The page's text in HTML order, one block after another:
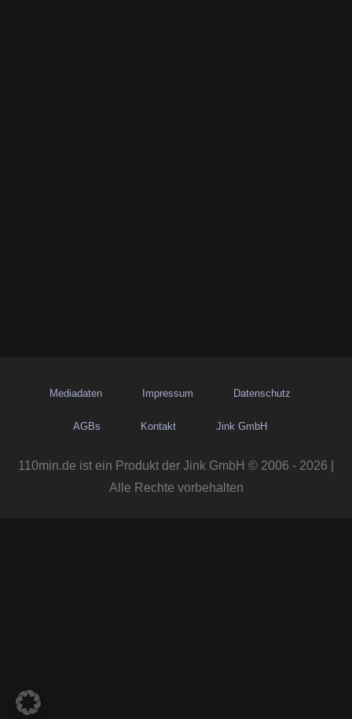
Mediadaten Impressum Datenschutz
AGBs Kontakt Jink GmbH
110min.de ist ein Produkt der Jink GmbH © 2006 - 2026 |
Alle Rechte vorbehalten